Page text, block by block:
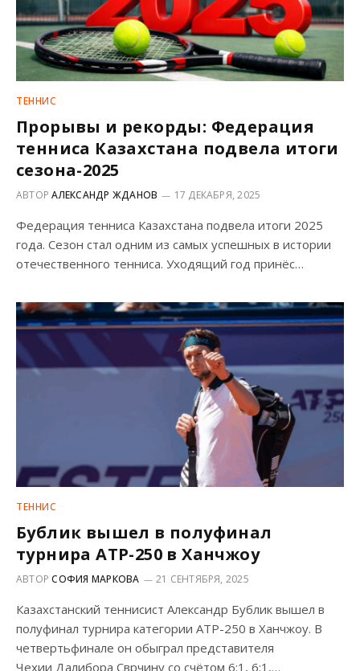
ТЕННИС
Прорывы и рекорды: Федерация
тенниса Казахстана подвела итоги
сезона-2025
АВТОРАЛЕКСАНДР ЖДАНОВ 17 ДЕКАБРЯ, 2025
Федерация тенниса Казахстана подвела итоги 2025
года. Сезон стал одним из самых успешных в истории
отечественного тенниса. Уходящий год принёс…
ТЕННИС
Бублик вышел в полуфинал
турнира ATP-250 в Ханчжоу
АВТОРСОФИЯ МАРКОВА 21 СЕНТЯБРЯ, 2025
Казахстанский теннисист Александр Бублик вышел в
полуфинал турнира категории ATP-250 в Ханчжоу. В
четвертьфинале он обыграл представителя
Чехии Далибора Сврчину со счётом 6:1, 6:1,…